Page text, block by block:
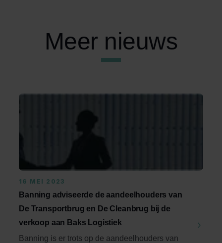
Meer nieuws
16 MEI 2023
Banning adviseerde de aandeelhouders van
De Transportbrug en De Cleanbrug bij de
verkoop aan Baks Logistiek
Banning is er trots op de aandeelhouders van